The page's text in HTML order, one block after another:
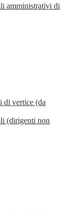
amministrativi di
di vertice (da
(dirigenti non